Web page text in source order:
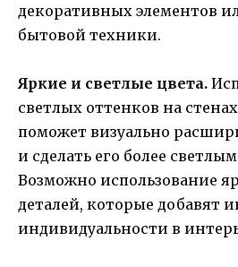
декоративных элементов
бытовой техники.
Яркие и светлые цвета.
светлых оттенков на
поможет визуально
и сделать его более
Возможно использование
деталей, которые добавят
индивидуальности в